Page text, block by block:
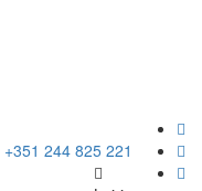
+351 244 825 221